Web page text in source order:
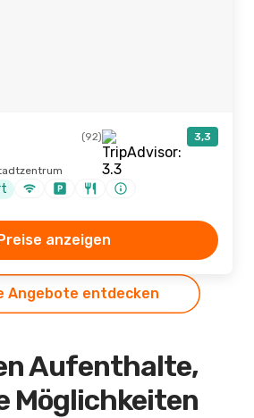
(92) 3,3
anzeigen
Angebote entdecken
Aufenthalte,
Möglichkeiten